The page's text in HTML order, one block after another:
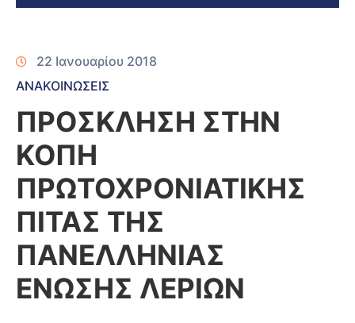
22 Ιανουαρίου 2018
ΑΝΑΚΟΙΝΩΣΕΙΣ
ΠΡΟΣΚΛΗΣΗ ΣΤΗΝ
ΚΟΠΗ
ΠΡΩΤΟΧΡΟΝΙΑΤΙΚΗΣ
ΠΙΤΑΣ ΤΗΣ
ΠΑΝΕΛΛΗΝΙΑΣ
ΕΝΩΣΗΣ ΛΕΡΙΩΝ